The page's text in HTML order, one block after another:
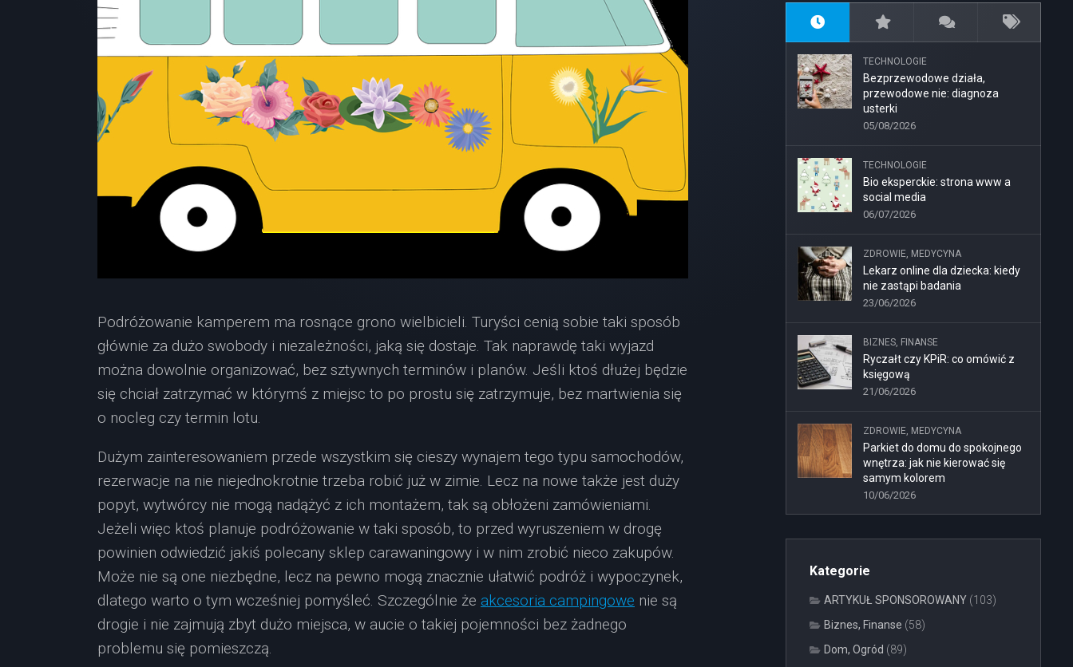
Podróżowanie kamperem ma rosnące grono wielbicieli. Turyści cenią sobie taki sposób
głównie za dużo swobody i niezależności, jaką się dostaje. Tak naprawdę taki wyjazd
można dowolnie organizować, bez sztywnych terminów i planów. Jeśli ktoś dłużej będzie
się chciał zatrzymać w którymś z miejsc to po prostu się zatrzymuje, bez martwienia się
o nocleg czy termin lotu.
Dużym zainteresowaniem przede wszystkim się cieszy wynajem tego typu samochodów,
rezerwacje na nie niejednokrotnie trzeba robić już w zimie. Lecz na nowe także jest duży
popyt, wytwórcy nie mogą nadążyć z ich montażem, tak są obłożeni zamówieniami.
Jeżeli więc ktoś planuje podróżowanie w taki sposób, to przed wyruszeniem w drogę
powinien odwiedzić jakiś polecany sklep carawaningowy i w nim zrobić nieco zakupów.
Może nie są one niezbędne, lecz na pewno mogą znacznie ułatwić podróż i wypoczynek,
dlatego warto o tym wcześniej pomyśleć. Szczególnie że akcesoria campingowe nie są
drogie i nie zajmują zbyt dużo miejsca, w aucie o takiej pojemności bez żadnego
problemu się pomieszczą.
TECHNOLOGIE
Bezprzewodowe działa,
przewodowe nie: diagnoza
usterki
05/08/2026
TECHNOLOGIE
Bio eksperckie: strona www a
social media
06/07/2026
ZDROWIE, MEDYCYNA
Lekarz online dla dziecka: kiedy
nie zastąpi badania
23/06/2026
BIZNES, FINANSE
Ryczałt czy KPiR: co omówić z
księgową
21/06/2026
ZDROWIE, MEDYCYNA
Parkiet do domu do spokojnego
wnętrza: jak nie kierować się
samym kolorem
10/06/2026
Kategorie
ARTYKUŁ SPONSOROWANY (103)
Biznes, Finanse (58)
Dom, Ogród (89)